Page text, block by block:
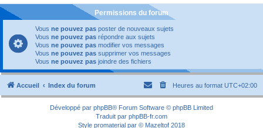
Permissions du forum
Vous ne pouvez pas poster de nouveaux sujets
Vous ne pouvez pas répondre aux sujets
Vous ne pouvez pas modifier vos messages
Vous ne pouvez pas supprimer vos messages
Vous ne pouvez pas joindre des fichiers
Accueil Index du forum Heures au format UTC+02:00
Développé par phpBB® Forum Software © phpBB Limited
Traduit par phpBB-fr.com
Style promaterial par © Mazeltof 2018